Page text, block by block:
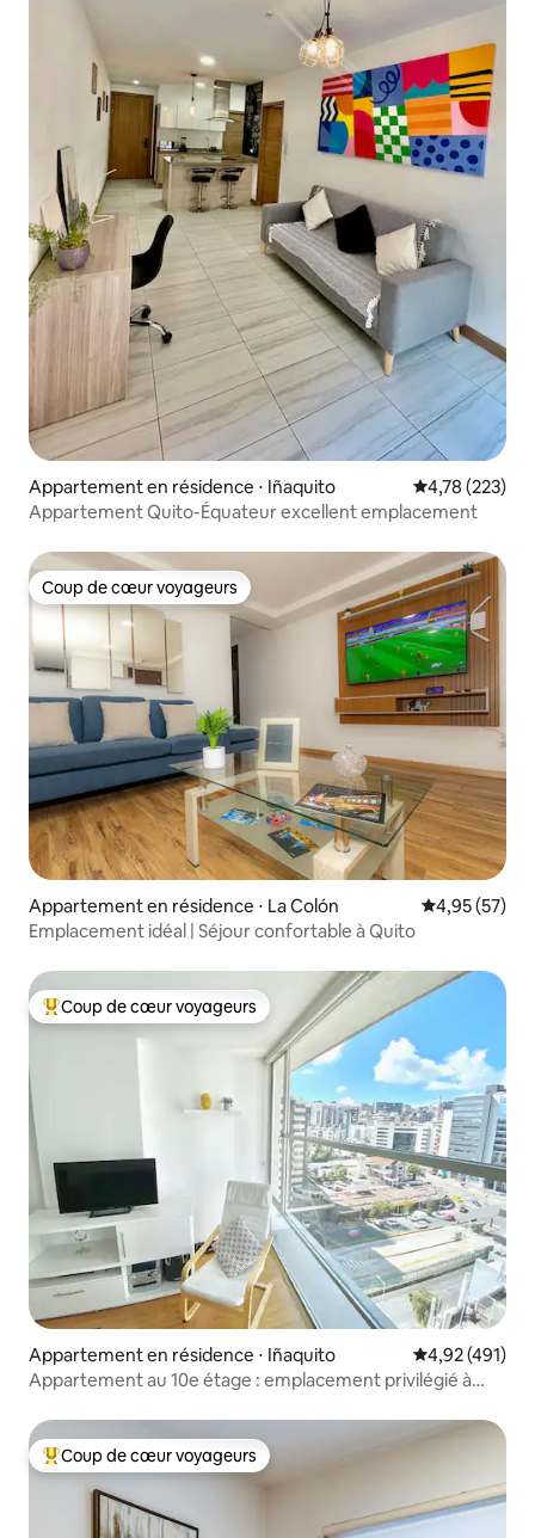
Appartement en résidence ⋅ Iñaquito Évaluation
4,78 (223)
Appartement Quito-Équateur excellent emplacement
Coup de cœur voyageurs
Coup de cœur voyageurs
Appartement en résidence ⋅ La Colón Évaluation
4,95 (57)
Emplacement idéal | Séjour confortable à Quito
Coups de cœur voyageurs les plus appréciés
Coup de cœur voyageurs
Appartement en résidence ⋅ Iñaquito Évaluation
4,92 (491)
Appartement au 10e étage : emplacement privilégié à
Coups de cœur voyageurs les plus appréciés
Coup de cœur voyageurs